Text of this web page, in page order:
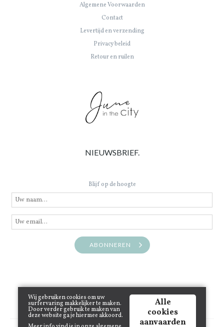
Algemene Voorwaarden
Contact
Levertijd en verzending
Privacy beleid
Retour en ruilen
NIEUWSBRIEF.
Blijf op de hoogte
ABONNEREN
Wij gebruiken cookies om uw
surfervaring makkelijker te maken.
Door verder gebruik te maken van
deze website ga je hiermee akkoord.
Alle
cookies
aanvaarden